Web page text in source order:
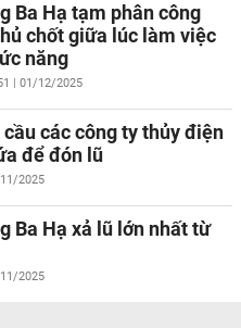
Ba Hạ tạm phân công
chốt giữa lúc làm việc
năng
| 01/12/2025
các công ty thủy điện
để đón lũ
2025
Ba Hạ xả lũ lớn nhất từ
2025